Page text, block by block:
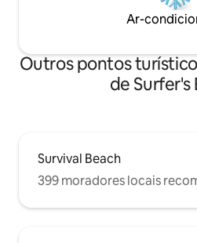
Ar-
Outros pontos
de Surfer's
Survival Beach
399 moradores locais